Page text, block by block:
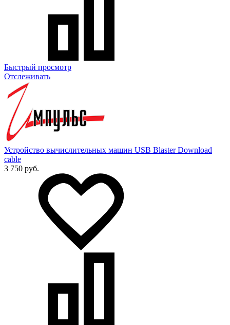
Быстрый просмотр
Отслеживать
Устройство вычислительных машин USB Blaster Download
cable
3 750 руб.